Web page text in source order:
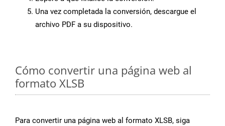
Una vez completada la conversión, descargue el
archivo PDF a su dispositivo.
Cómo convertir una página web al
formato XLSB
Para convertir una página web al formato XLSB, siga